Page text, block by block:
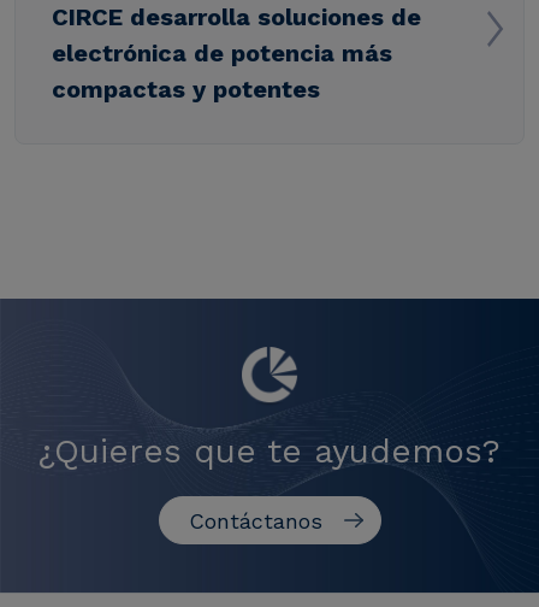
CIRCE desarrolla soluciones de
electrónica de potencia más
compactas y potentes
¿Quieres que te ayudemos?
Contáctanos